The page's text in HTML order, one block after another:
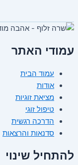
עמודי האתר
עמוד הבית
אודות
מציאת זוגיות
טיפול זוגי
הדרכה רגשית
סדנאות והרצאות
להתחיל שינוי